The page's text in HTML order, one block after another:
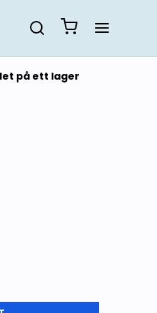
på ett lager